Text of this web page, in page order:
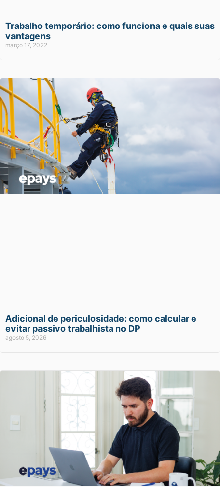
Trabalho temporário: como funciona e quais suas
vantagens
março 17, 2022
Adicional de periculosidade: como calcular e
evitar passivo trabalhista no DP
agosto 5, 2026